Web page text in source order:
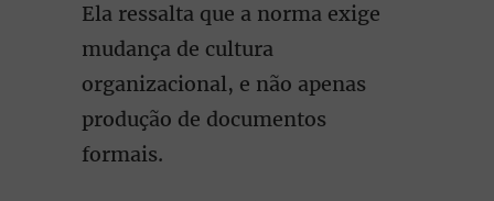
Ela ressalta que a norma exige
mudança de cultura
organizacional, e não apenas
produção de documentos
formais.